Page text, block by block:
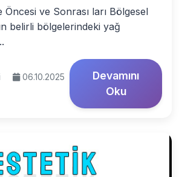
Öncesi ve Sonrası ları Bölgesel
belirli bölgelerindeki yağ
06.10.2025
Devamını
Oku